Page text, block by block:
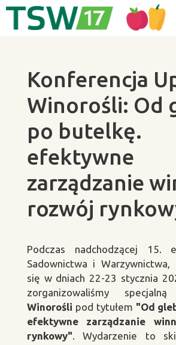
Skip to content
Konferencja
Winorośli: Od
po butelkę.
efektywne
zarządzanie
rozwój
Podczas nadchodzącej 15.
Sadownictwa i
się w dniach 22-23 stycznia
zorganizowaliśmy
Winorośli pod tytułem "Od
efektywne zarządzanie
rynkowy". Wydarzenie to